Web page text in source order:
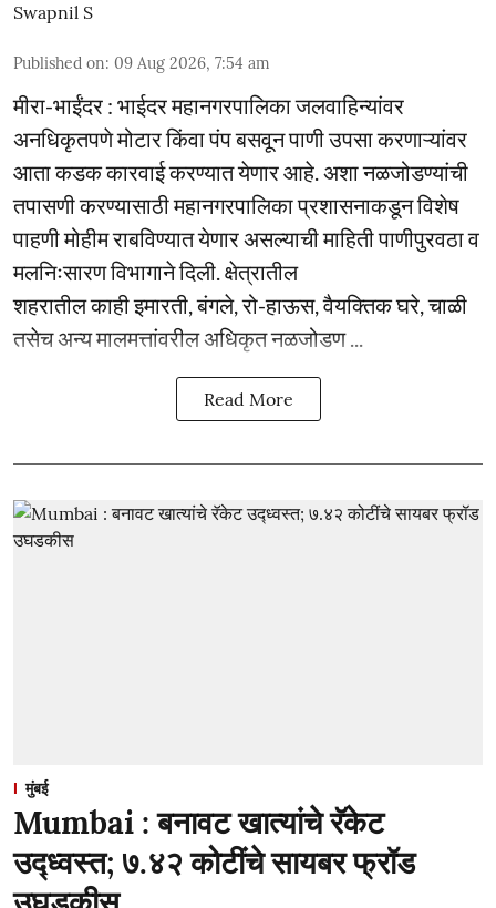
Swapnil S
Published on: 09 Aug 2026, 7:54 am
मीरा-भाईंदर : भाईदर महानगरपालिका जलवाहिन्यांवर
अनधिकृतपणे मोटार किंवा पंप बसवून पाणी उपसा करणाऱ्यांवर
आता कडक कारवाई करण्यात येणार आहे. अशा नळजोडण्यांची
तपासणी करण्यासाठी महानगरपालिका प्रशासनाकडून विशेष
पाहणी मोहीम राबविण्यात येणार असल्याची माहिती पाणीपुरवठा व
मलनिःसारण विभागाने दिली. क्षेत्रातील
शहरातील काही इमारती, बंगले, रो-हाऊस, वैयक्तिक घरे, चाळी
तसेच अन्य मालमत्तांवरील अधिकृत नळजोडण ...
Read More
मुंबई
Mumbai : बनावट खात्यांचे रॅकेट
उद्ध्वस्त; ७.४२ कोटींचे सायबर फ्रॉड